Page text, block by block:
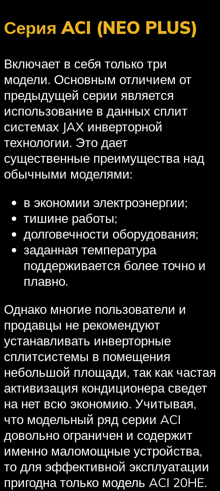
Серия ACI (NEO PLUS)
Включает в себя только три
модели. Основным отличием от
предыдущей серии является
использование в данных сплит
системах JAX инверторной
технологии. Это дает
существенные преимущества над
обычными моделями:
в экономии электроэнергии;
тишине работы;
долговечности оборудования;
заданная температура
поддерживается более точно и
плавно.
Однако многие пользователи и
продавцы не рекомендуют
устанавливать инверторные
сплитсистемы в помещения
небольшой площади, так как частая
активизация кондиционера сведет
на нет всю экономию. Учитывая,
что модельный ряд серии ACI
довольно ограничен и содержит
именно маломощные устройства,
то для эффективной эксплуатации
пригодна только модель ACI 20HE.